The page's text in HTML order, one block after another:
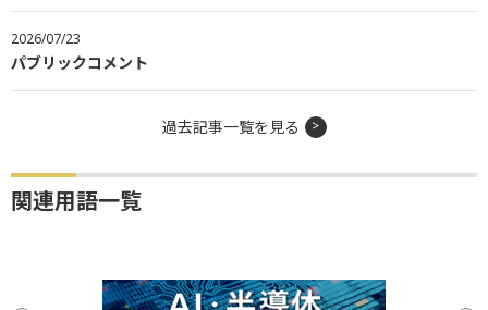
2026/07/23
パブリックコメント
過去記事一覧を見る
関連用語一覧